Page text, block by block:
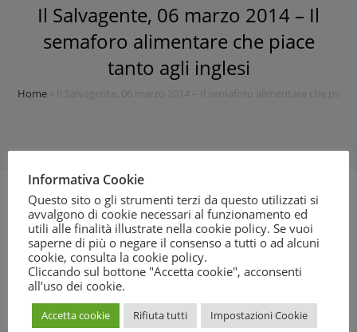
Il Salvagente, 06 marzo 2014 – Il
semaforo alimentare che piace
tanto agli inglesi
Home Il Salvagente, 06 marzo 2014 – Il semaforo alimentare che
L’etichetta nutrizionale a semaforo adottata dalla Gran
Bretagna divide anche i consumatori. In questa intervista
Antonio Longo, presidente del Movimento Difesa del
Cittadino (MDC), spiega i motivi del no dell’associazione a
Leggi l’articolo
Informativa Cookie
Questo sito o gli strumenti terzi da questo utilizzati si
avvalgono di cookie necessari al funzionamento ed
utili alle finalità illustrate nella cookie policy. Se vuoi
saperne di più o negare il consenso a tutti o ad alcuni
cookie, consulta la cookie policy.
Cliccando sul bottone "Accetta cookie", acconsenti
all’uso dei cookie.
Accetta cookie Rifiuta tutti Impostazioni Cookie